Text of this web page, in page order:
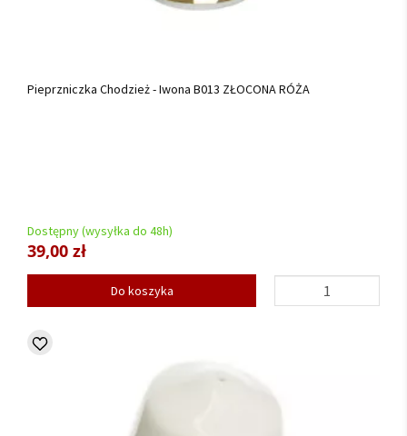
Pieprzniczka Chodzież - Iwona B013 ZŁOCONA RÓŻA
Dostępny (wysyłka do 48h)
39,00 zł
Do koszyka